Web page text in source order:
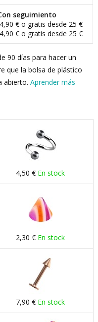
seguimiento
€ o gratis desde 25 €
€ o gratis desde 25 €
90 días para hacer un
que la bolsa de plástico
abierto. Aprender más
4,50 € En stock
2,30 € En stock
7,90 € En stock